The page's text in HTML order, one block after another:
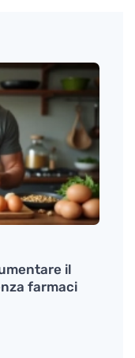
il
farmaci